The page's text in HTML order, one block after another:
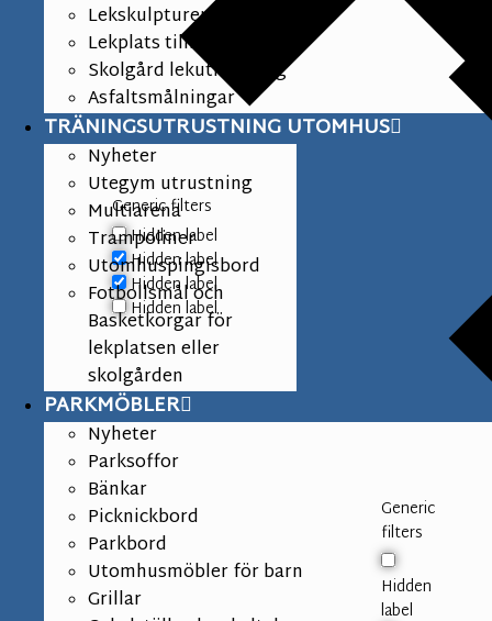
Generic filters
Hidden label
Hidden label
Hidden label
Hidden label
Generic
filters
Hidden
label
Lekskulpturer
Lekplats tillbehör
Skolgård lekutrustning
Asfaltsmålningar
TRÄNINGSUTRUSTNING UTOMHUS
Nyheter
Utegym utrustning
Multiarena
Trampoliner
Utomhuspingisbord
Fotbollsmål och
Basketkorgar för
lekplatsen eller
skolgården
PARKMÖBLER
Nyheter
Parksoffor
Bänkar
Picknickbord
Parkbord
Utomhusmöbler för barn
Grillar